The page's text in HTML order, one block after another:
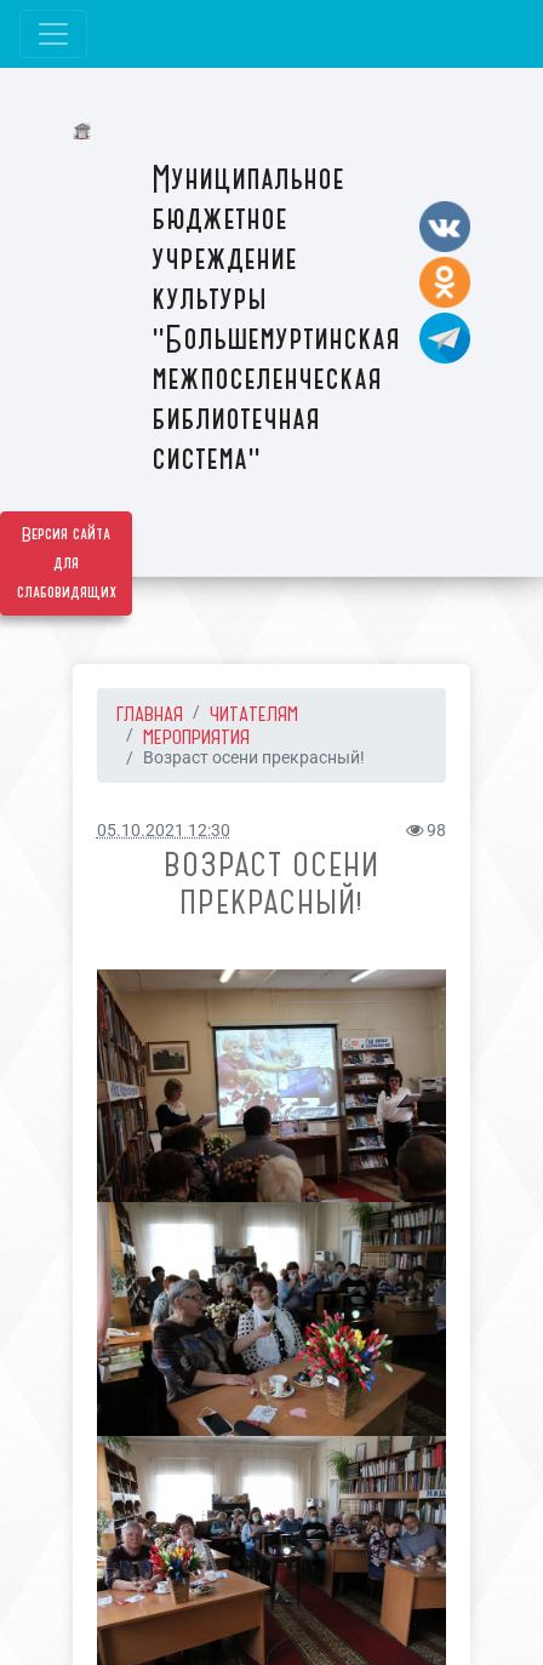
Версия сайта
для
слабовидящих
Муниципальное
бюджетное
учреждение
культуры
"Большемуртинская
межпоселенческая
библиотечная
система"
ГЛАВНАЯ
ЧИТАТЕЛЯМ
МЕРОПРИЯТИЯ
Возраст осени прекрасный!
05.10.2021 12:30 98
ВОЗРАСТ ОСЕНИ
ПРЕКРАСНЫЙ!